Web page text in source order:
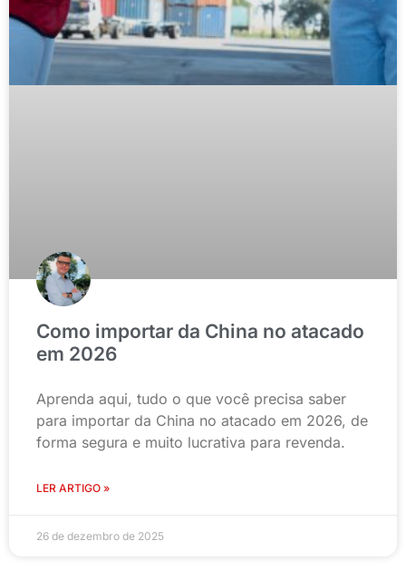
Como importar da China no atacado
em 2026
Aprenda aqui, tudo o que você precisa saber
para importar da China no atacado em 2026, de
forma segura e muito lucrativa para revenda.
LER ARTIGO »
26 de dezembro de 2025